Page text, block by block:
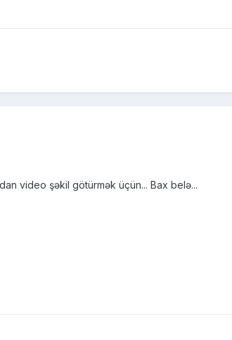
video şəkil götürmək üçün... Bax belə...